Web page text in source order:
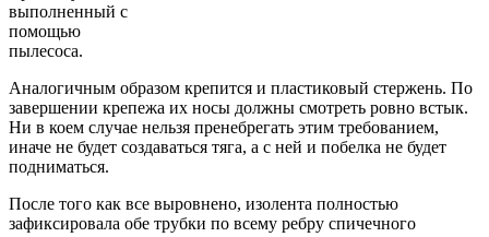
выполненный с
помощью
пылесоса.
Аналогичным образом крепится и пластиковый стержень. По
завершении крепежа их носы должны смотреть ровно встык.
Ни в коем случае нельзя пренебрегать этим требованием,
иначе не будет создаваться тяга, а с ней и побелка не будет
подниматься.
После того как все выровнено, изолента полностью
зафиксировала обе трубки по всему ребру спичечного